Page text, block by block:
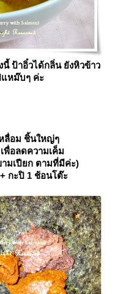
ป้าอิ๋วได้กลิ่น ยังหิวข้าว
แหม๊บๆ ค่ะ
ลื่อม ชิ้นใหญ่ๆ
พื่อลดความเค็ม
มเปียก ตามที่มีค่ะ)
กะปิ 1 ช้อนโต๊ะ